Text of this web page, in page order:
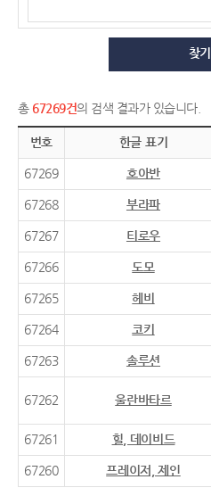
찾기
총 67269건의 검색 결과가 있습니다.
번호 한글 표기
67269 호아반
67268 부라파
67267 티로우
67266 도모
67265 헤비
67264 코키
67263 솔루션
67262 울란바타르
67261 힐, 데이비드
67260 프레이저, 제인